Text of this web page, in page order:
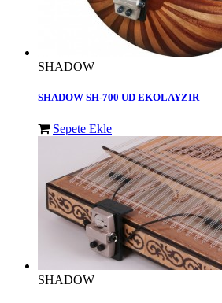
SHADOW
SHADOW SH-700 UD EKOLAYZIR
Sepete Ekle
SHADOW